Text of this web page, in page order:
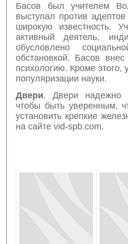
Басов был учителем
выступал против
широкую известность.
активный деятель,
обусловлено
обстановкой. Басов
психологию. Кроме
популяризации науки.
Двери. Двери надежно
чтобы быть уверенным,
установить крепкие
на сайте vid-spb.com.